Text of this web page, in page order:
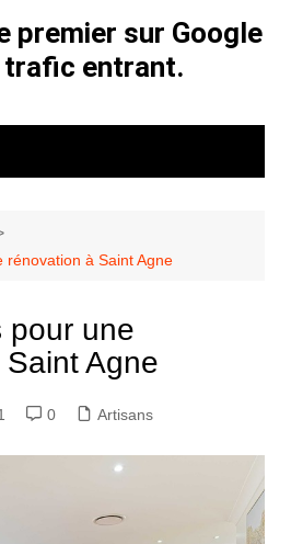
premier sur Google
trafic entrant.
rénovation à Saint Agne
pour une
Agne
0 Artisans